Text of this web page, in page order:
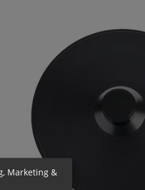
Marketing &